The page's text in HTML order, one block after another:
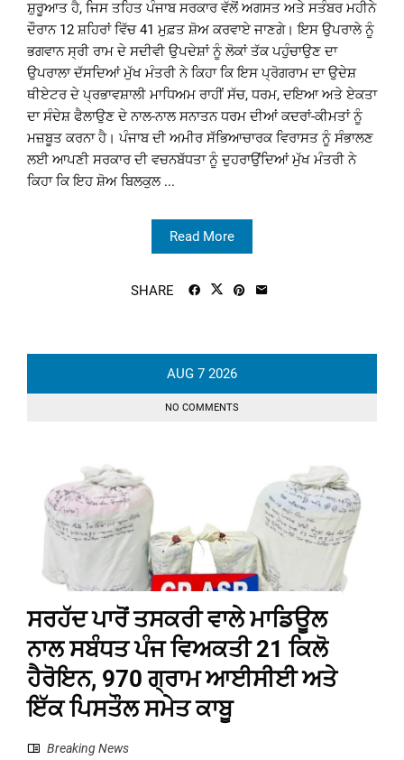
ਸ਼ੁਰੂਆਤ ਹੈ, ਜਿਸ ਤਹਿਤ ਪੰਜਾਬ ਸਰਕਾਰ ਵੱਲੋਂ ਅਗਸਤ ਅਤੇ ਸਤੰਬਰ ਮਹੀਨੇ
ਦੌਰਾਨ 12 ਸ਼ਹਿਰਾਂ ਵਿੱਚ 41 ਮੁਫ਼ਤ ਸ਼ੋਅ ਕਰਵਾਏ ਜਾਣਗੇ। ਇਸ ਉਪਰਾਲੇ ਨੂੰ
ਭਗਵਾਨ ਸ੍ਰੀ ਰਾਮ ਦੇ ਸਦੀਵੀ ਉਪਦੇਸ਼ਾਂ ਨੂੰ ਲੋਕਾਂ ਤੱਕ ਪਹੁੰਚਾਉਣ ਦਾ
ਉਪਰਾਲਾ ਦੱਸਦਿਆਂ ਮੁੱਖ ਮੰਤਰੀ ਨੇ ਕਿਹਾ ਕਿ ਇਸ ਪ੍ਰੋਗਰਾਮ ਦਾ ਉਦੇਸ਼
ਥੀਏਟਰ ਦੇ ਪ੍ਰਭਾਵਸ਼ਾਲੀ ਮਾਧਿਅਮ ਰਾਹੀਂ ਸੱਚ, ਧਰਮ, ਦਇਆ ਅਤੇ ਏਕਤਾ
ਦਾ ਸੰਦੇਸ਼ ਫੈਲਾਉਣ ਦੇ ਨਾਲ-ਨਾਲ ਸਨਾਤਨ ਧਰਮ ਦੀਆਂ ਕਦਰਾਂ-ਕੀਮਤਾਂ ਨੂੰ
ਮਜ਼ਬੂਤ ਕਰਨਾ ਹੈ। ਪੰਜਾਬ ਦੀ ਅਮੀਰ ਸੱਭਿਆਚਾਰਕ ਵਿਰਾਸਤ ਨੂੰ ਸੰਭਾਲਣ
ਲਈ ਆਪਣੀ ਸਰਕਾਰ ਦੀ ਵਚਨਬੱਧਤਾ ਨੂੰ ਦੁਹਰਾਉਂਦਿਆਂ ਮੁੱਖ ਮੰਤਰੀ ਨੇ
ਕਿਹਾ ਕਿ ਇਹ ਸ਼ੋਅ ਬਿਲਕੁਲ ...
Read More
SHARE
AUG 7 2026
NO COMMENTS
ਸਰਹੱਦ ਪਾਰੋਂ ਤਸਕਰੀ ਵਾਲੇ ਮਾਡਿਊਲ
ਨਾਲ ਸਬੰਧਤ ਪੰਜ ਵਿਅਕਤੀ 21 ਕਿਲੋ
ਹੈਰੋਇਨ, 970 ਗ੍ਰਾਮ ਆਈਸੀਈ ਅਤੇ
ਇੱਕ ਪਿਸਤੌਲ ਸਮੇਤ ਕਾਬੂ
Breaking News